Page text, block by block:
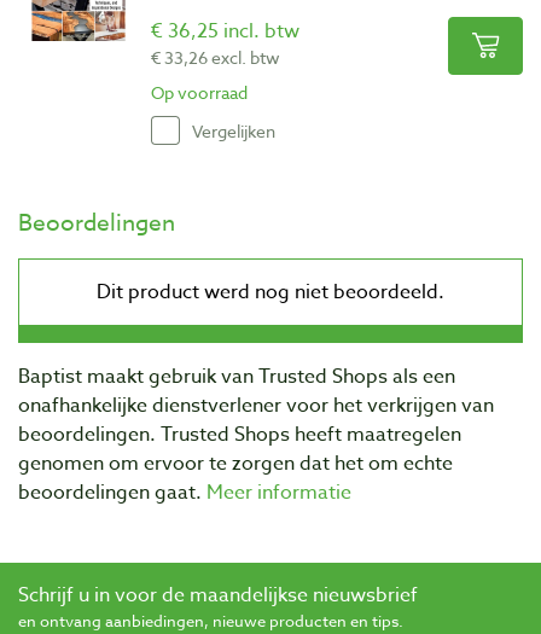
€ 36,25 incl. btw
€ 33,26 excl. btw
Op voorraad
Vergelijken
Beoordelingen
Baptist maakt gebruik van Trusted Shops als een
onafhankelijke dienstverlener voor het verkrijgen van
beoordelingen. Trusted Shops heeft maatregelen
genomen om ervoor te zorgen dat het om echte
beoordelingen gaat. Meer informatie
Schrijf u in voor de maandelijkse nieuwsbrief
en ontvang aanbiedingen, nieuwe producten en tips.